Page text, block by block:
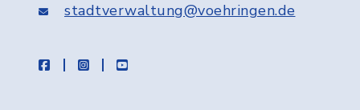
stadtverwaltung@voehringen.de
facebookinstagramyoutube